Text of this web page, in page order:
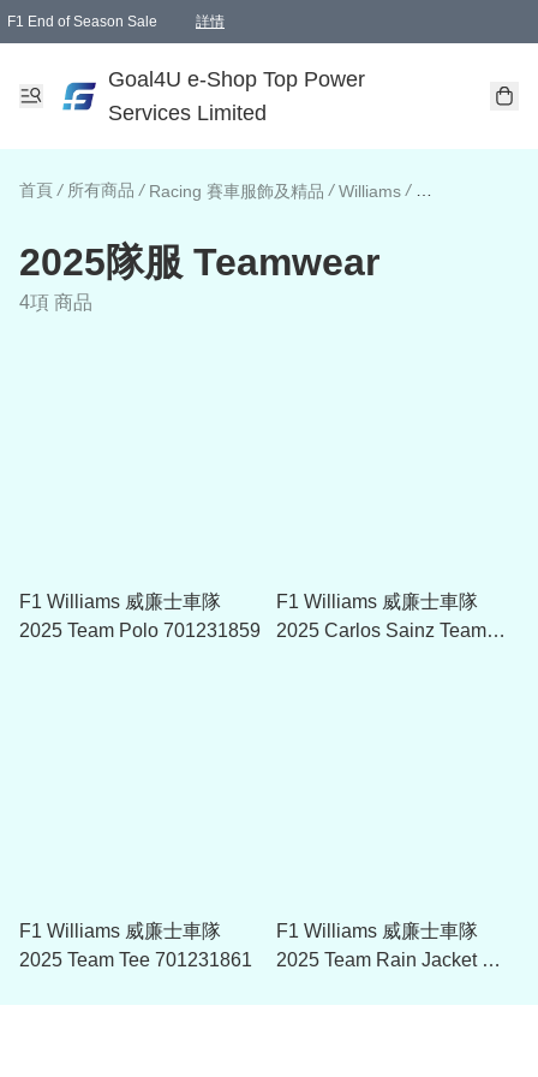
F1 End of Season Sale 詳情
Goal4U e-Shop Top Power
Services Limited
首頁 / 所有商品 / Racing 賽車服飾及精品 / Williams / 2025隊服
2025隊服 Teamwear
4項 商品
F1 Williams 威廉士車隊
2025 Team Polo 701231859
F1 Williams 威廉士車隊
2025 Carlos Sainz Team
F1 Williams 威廉士車隊
2025 Team Tee 701231861
F1 Williams 威廉士車隊
2025 Team Rain Jacket 防